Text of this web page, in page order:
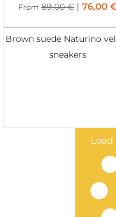
From 89,00€ 76,00
Brown suede Naturino
sneakers